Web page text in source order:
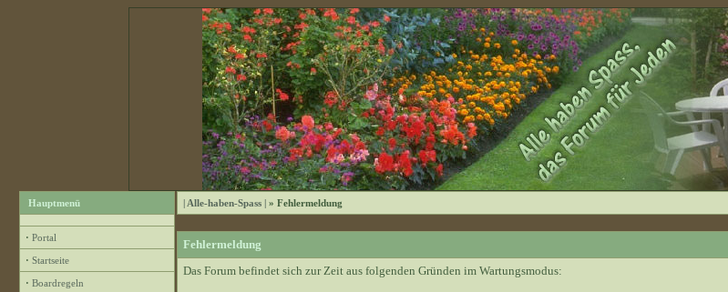
Hauptmenü
· Portal
· Startseite
· Boardregeln
| Alle-haben-Spass | » Fehlermeldung
Fehlermeldung
Das Forum befindet sich zur Zeit aus folgenden Gründen im Wartungsmodus: